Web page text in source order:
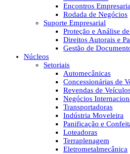
Encontros
Rodada de Negócios
Suporte Empresarial
Proteção e Análise
Direitos Autorais e
Gestão de
Núcleos
Setoriais
Automecânicas
Concessionárias de
Revendas de
Negócios
Transportadoras
Indústria Moveleira
Panificação e
Loteadoras
Terraplenagem
Eletrometalmecânica